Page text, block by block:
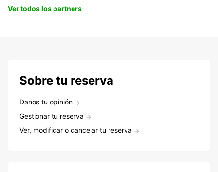
Ver todos los partners
Sobre tu reserva
Danos tu opinión
Gestionar tu reserva
Ver, modificar o cancelar tu reserva